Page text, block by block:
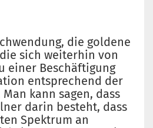
die goldene
sich weiterhin von
einer Beschäftigung
entsprechend der
Man kann sagen, dass
darin besteht, dass
Spektrum an